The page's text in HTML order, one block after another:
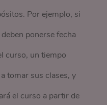
Por ejemplo, si
ponerse fecha
curso, un tiempo
tomar sus clases, y
el curso a partir de